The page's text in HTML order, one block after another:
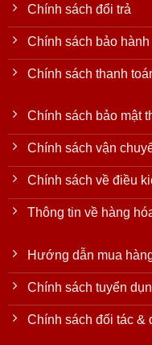
Chính sách đổi trả
Chính sách bảo
Chính sách thanh
Chính sách bảo mật
Chính sách vận
Chính sách về điều
Thông tin về hàng
Hướng dẫn mua
Chính sách tuyển
Chính sách đối tác &